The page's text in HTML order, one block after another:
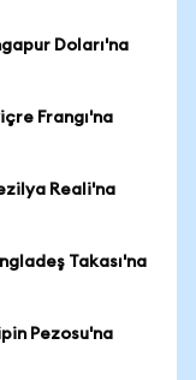
Doları'na
Frangı'na
Reali'na
Takası'na
Pezosu'na